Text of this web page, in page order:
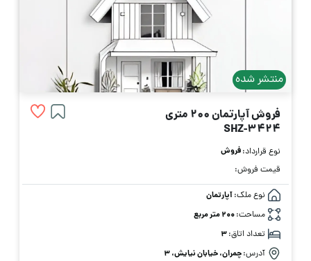
منتشر شده
فروش آپارتمان 200 متری
SHZ-3424
نوع قرارداد:فروش
قیمت فروش:
نوع ملک:آپارتمان
مساحت:200 متر مربع
تعداد اتاق:3
آدرس:چمران، خیابان نیایش، 3